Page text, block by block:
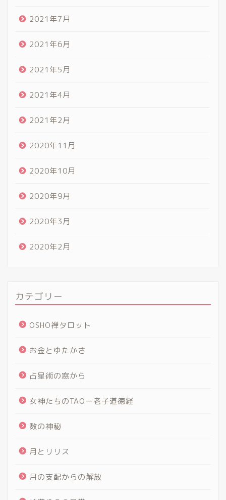
2021年7月
2021年6月
2021年5月
2021年4月
2021年2月
2020年11月
2020年10月
2020年9月
2020年3月
2020年2月
カテゴリー
OSHO禅タロット
お金とゆたかさ
占星術の窓から
女神たちのTAOー老子道徳経
数の神秘
月とリリス
月の支配からの解放